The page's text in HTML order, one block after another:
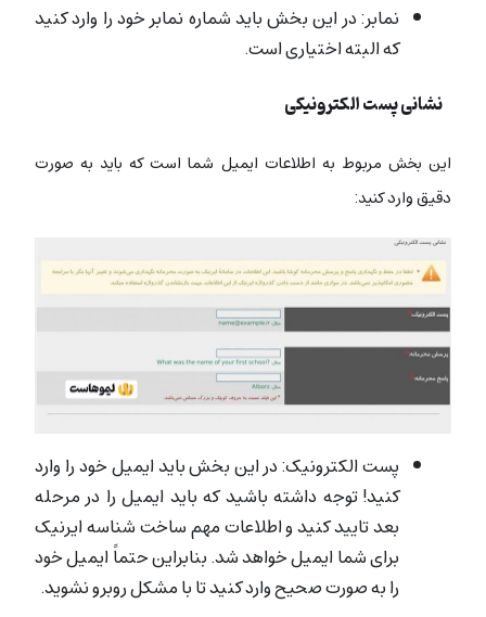
نمابر: در این بخش باید شماره نمابر خود را وارد کنید
که البته اختیاری است.
نشانی پست الکترونیکی
این بخش مربوط به اطلاعات ایمیل شما است که باید به صورت
دقیق وارد کنید:
پست الکترونیک: در این بخش باید ایمیل خود را وارد
کنید! توجه داشته باشید که باید ایمیل را در مرحله
بعد تایید کنید و اطلاعات مهم ساخت شناسه ایرنیک
برای شما ایمیل خواهد شد. بنابراین حتماً ایمیل خود
را به صورت صحیح وارد کنید تا با مشکل روبرو نشوید.